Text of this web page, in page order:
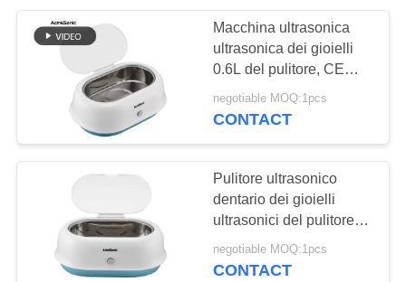
Ultrasonic Cleaner
Golf Club
Macchina ultrasonica
ultrasonica dei gioielli
0.6L del pulitore, CE
basso digitale di plastica
di noice del
negotiable MOQ:1pcs
CONTACT
Pulitore ultrasonico
dentario dei gioielli
ultrasonici del pulitore
con il temporizzatore
3Mins di Digital
negotiable MOQ:1pcs
CONTACT